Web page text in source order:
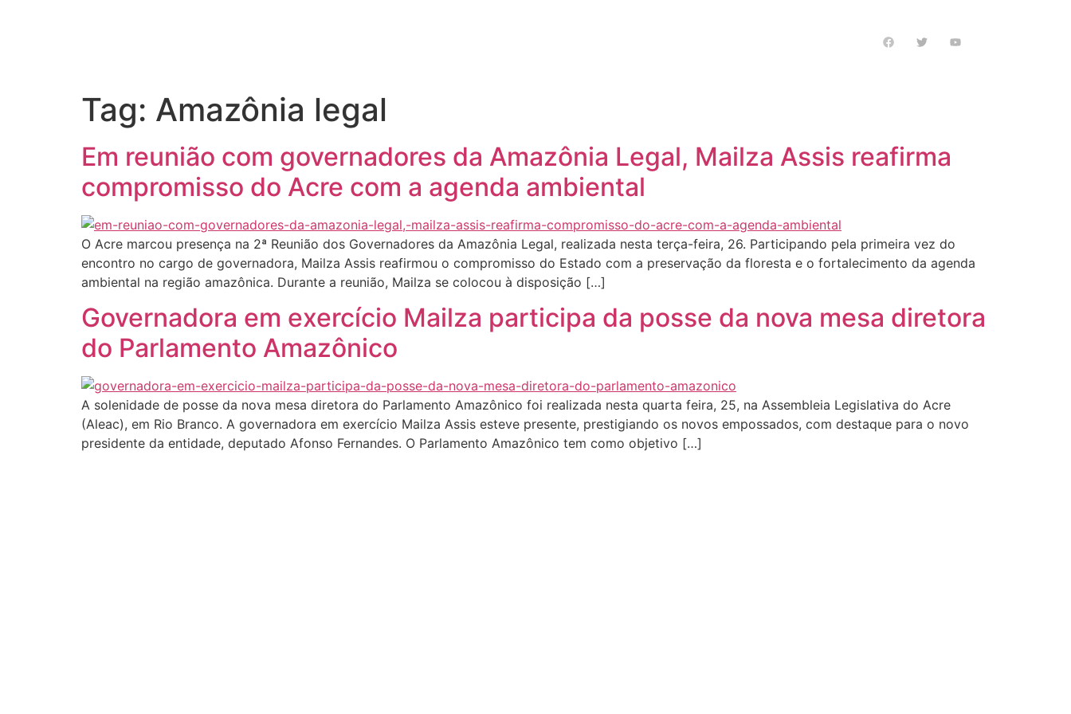
Tag: Amazônia legal
Em reunião com governadores da Amazônia Legal, Mailza Assis reafirma
compromisso do Acre com a agenda ambiental
O Acre marcou presença na 2ª Reunião dos Governadores da Amazônia Legal, realizada nesta terça-feira, 26. Participando pela primeira vez do
encontro no cargo de governadora, Mailza Assis reafirmou o compromisso do Estado com a preservação da floresta e o fortalecimento da agenda
ambiental na região amazônica. Durante a reunião, Mailza se colocou à disposição […]
Governadora em exercício Mailza participa da posse da nova mesa diretora
do Parlamento Amazônico
A solenidade de posse da nova mesa diretora do Parlamento Amazônico foi realizada nesta quarta feira, 25, na Assembleia Legislativa do Acre
(Aleac), em Rio Branco. A governadora em exercício Mailza Assis esteve presente, prestigiando os novos empossados, com destaque para o novo
presidente da entidade, deputado Afonso Fernandes. O Parlamento Amazônico tem como objetivo […]